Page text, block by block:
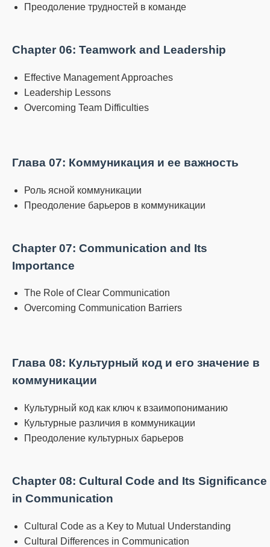
Преодоление трудностей в команде
Chapter 06: Teamwork and Leadership
Effective Management Approaches
Leadership Lessons
Overcoming Team Difficulties
Глава 07: Коммуникация и ее важность
Роль ясной коммуникации
Преодоление барьеров в коммуникации
Chapter 07: Communication and Its
Importance
The Role of Clear Communication
Overcoming Communication Barriers
Глава 08: Культурный код и его значение в
коммуникации
Культурный код как ключ к взаимопониманию
Культурные различия в коммуникации
Преодоление культурных барьеров
Chapter 08: Cultural Code and Its Significance
in Communication
Cultural Code as a Key to Mutual Understanding
Cultural Differences in Communication